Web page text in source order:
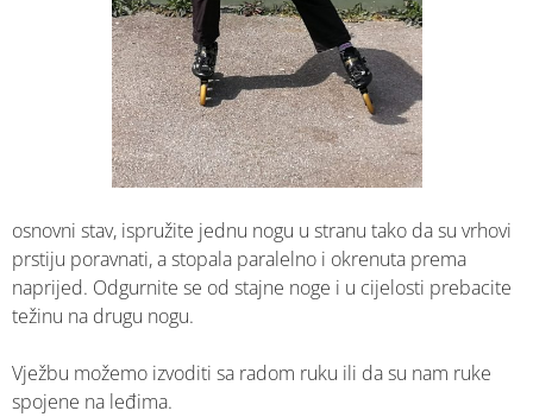
osnovni stav, ispružite jednu nogu u stranu tako da su vrhovi
prstiju poravnati, a stopala paralelno i okrenuta prema
naprijed. Odgurnite se od stajne noge i u cijelosti prebacite
težinu na drugu nogu.
Vježbu možemo izvoditi sa radom ruku ili da su nam ruke
spojene na leđima.